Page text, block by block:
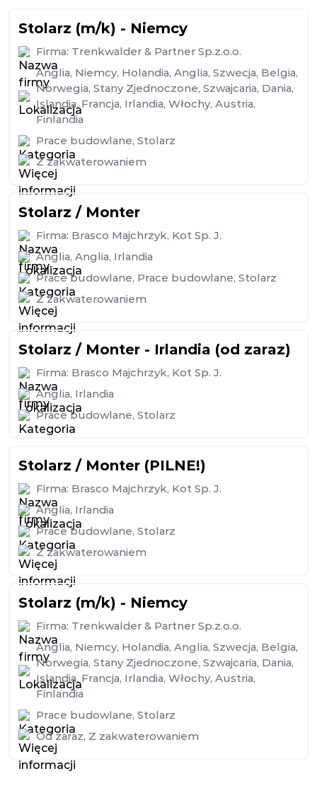
Stolarz (m/k) - Niemcy
Firma: Trenkwalder & Partner Sp.z.o.o.
Anglia, Niemcy, Holandia, Anglia, Szwecja, Belgia,
Norwegia, Stany Zjednoczone, Szwajcaria, Dania,
Islandia, Francja, Irlandia, Włochy, Austria,
Finlandia
Prace budowlane, Stolarz
Z zakwaterowaniem
Stolarz / Monter
Firma: Brasco Majchrzyk, Kot Sp. J.
Anglia, Anglia, Irlandia
Prace budowlane, Prace budowlane, Stolarz
Z zakwaterowaniem
Stolarz / Monter - Irlandia (od zaraz)
Firma: Brasco Majchrzyk, Kot Sp. J.
Anglia, Irlandia
Prace budowlane, Stolarz
Stolarz / Monter (PILNE!)
Firma: Brasco Majchrzyk, Kot Sp. J.
Anglia, Irlandia
Prace budowlane, Stolarz
Z zakwaterowaniem
Stolarz (m/k) - Niemcy
Firma: Trenkwalder & Partner Sp.z.o.o.
Anglia, Niemcy, Holandia, Anglia, Szwecja, Belgia,
Norwegia, Stany Zjednoczone, Szwajcaria, Dania,
Islandia, Francja, Irlandia, Włochy, Austria,
Finlandia
Prace budowlane, Stolarz
Od zaraz, Z zakwaterowaniem